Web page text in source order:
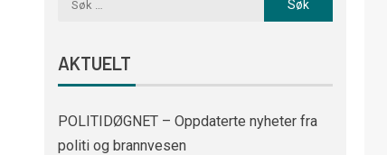
AKTUELT
POLITIDØGNET – Oppdaterte nyheter fra
politi og brannvesen